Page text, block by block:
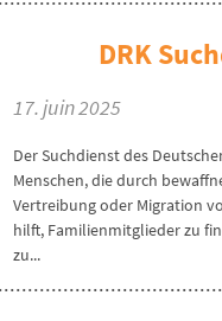
DRK
17. juin 2025
Der Suchdienst des
Menschen, die durch
Vertreibung oder Migration
hilft, Familienmitglieder zu
zu...